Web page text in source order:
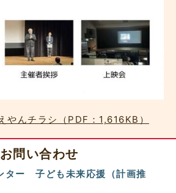
やんチラシ（PDF：1,616KB）
お問い合わせ
ター 子ども未来応援（計画推